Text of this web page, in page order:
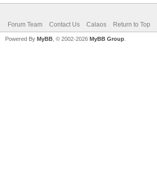
Forum Team Contact Us Calaos Return to Top
Powered By MyBB , © 2002-2026 MyBB Group